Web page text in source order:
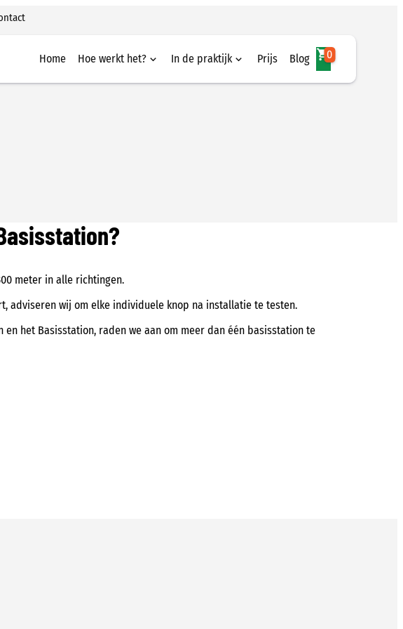
Home Hoe werkt het? In de praktijk Prijs Blog 0
meter in alle richtingen.
adviseren wij om elke individuele knop na installatie te testen.
het Basisstation, raden we aan om meer dan één basisstation te